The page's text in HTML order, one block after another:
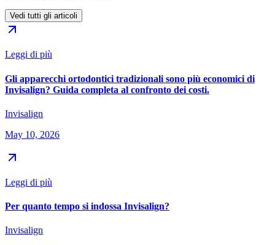
Vedi tutti gli articoli
Leggi di più
Gli apparecchi ortodontici tradizionali sono più economici di
Invisalign? Guida completa al confronto dei costi.
Invisalign
May 10, 2026
Leggi di più
Per quanto tempo si indossa Invisalign?
Invisalign